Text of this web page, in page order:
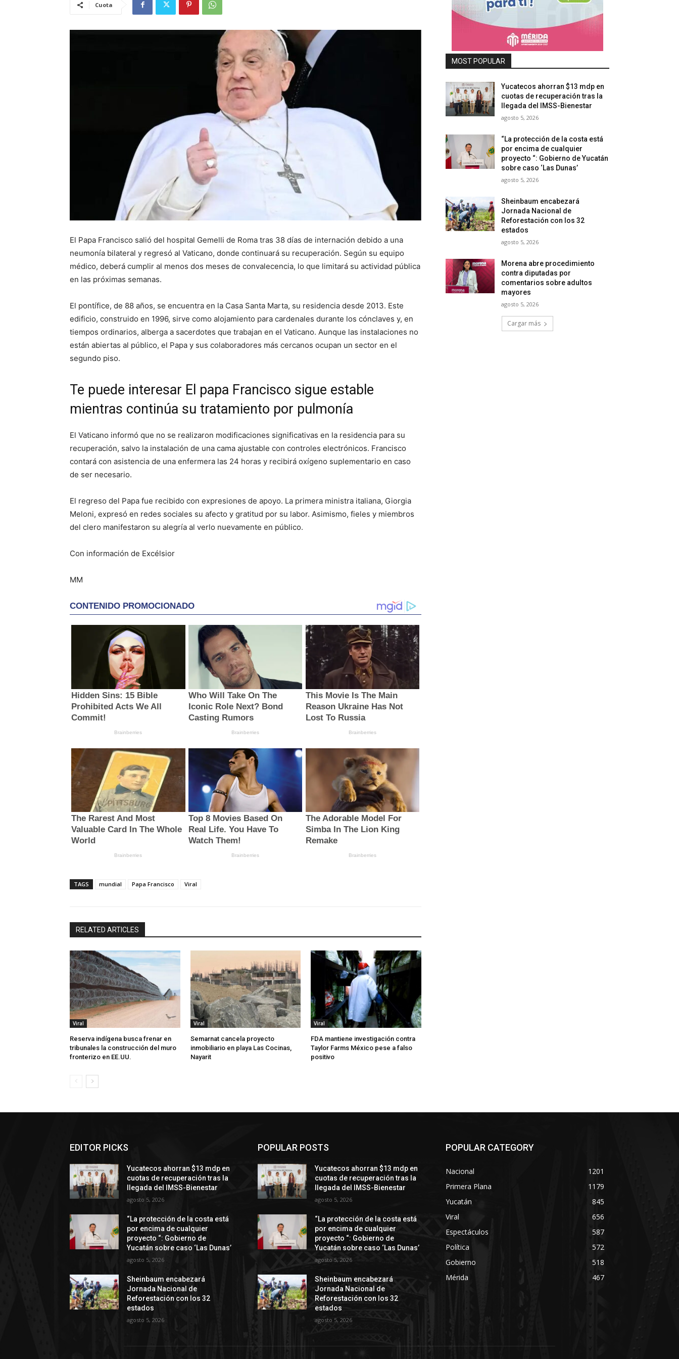
Cuota
El Papa Francisco salió del hospital Gemelli de Roma tras 38 días de internación debido a una
neumonía bilateral y regresó al Vaticano, donde continuará su recuperación. Según su equipo
médico, deberá cumplir al menos dos meses de convalecencia, lo que limitará su actividad pública
en las próximas semanas.
El pontífice, de 88 años, se encuentra en la Casa Santa Marta, su residencia desde 2013. Este
edificio, construido en 1996, sirve como alojamiento para cardenales durante los cónclaves y, en
tiempos ordinarios, alberga a sacerdotes que trabajan en el Vaticano. Aunque las instalaciones no
están abiertas al público, el Papa y sus colaboradores más cercanos ocupan un sector en el
segundo piso.
Te puede interesar El papa Francisco sigue estable
mientras continúa su tratamiento por pulmonía
El Vaticano informó que no se realizaron modificaciones significativas en la residencia para su
recuperación, salvo la instalación de una cama ajustable con controles electrónicos. Francisco
contará con asistencia de una enfermera las 24 horas y recibirá oxígeno suplementario en caso
de ser necesario.
El regreso del Papa fue recibido con expresiones de apoyo. La primera ministra italiana, Giorgia
Meloni, expresó en redes sociales su afecto y gratitud por su labor. Asimismo, fieles y miembros
del clero manifestaron su alegría al verlo nuevamente en público.
Con información de Excélsior
MM
TAGS mundial Papa Francisco Viral
RELATED ARTICLES
Viral
Reserva indígena busca frenar en
tribunales la construcción del muro
fronterizo en EE.UU.
Viral
Semarnat cancela proyecto
inmobiliario en playa Las Cocinas,
Nayarit
Viral
FDA mantiene investigación contra
Taylor Farms México pese a falso
positivo
MOST POPULAR
Yucatecos ahorran $13 mdp en
cuotas de recuperación tras la
llegada del IMSS-Bienestar
agosto 5, 2026
“La protección de la costa está
por encima de cualquier
proyecto “: Gobierno de Yucatán
sobre caso ‘Las Dunas’
agosto 5, 2026
Sheinbaum encabezará
Jornada Nacional de
Reforestación con los 32
estados
agosto 5, 2026
Morena abre procedimiento
contra diputadas por
comentarios sobre adultos
mayores
agosto 5, 2026
Cargar más
EDITOR PICKS
Yucatecos ahorran $13 mdp en
cuotas de recuperación tras la
llegada del IMSS-Bienestar
agosto 5, 2026
“La protección de la costa está
por encima de cualquier
proyecto “: Gobierno de
Yucatán sobre caso ‘Las Dunas’
agosto 5, 2026
Sheinbaum encabezará
Jornada Nacional de
Reforestación con los 32
estados
agosto 5, 2026
POPULAR POSTS
Yucatecos ahorran $13 mdp en
cuotas de recuperación tras la
llegada del IMSS-Bienestar
agosto 5, 2026
“La protección de la costa está
por encima de cualquier
proyecto “: Gobierno de
Yucatán sobre caso ‘Las Dunas’
agosto 5, 2026
Sheinbaum encabezará
Jornada Nacional de
Reforestación con los 32
estados
agosto 5, 2026
POPULAR CATEGORY
Nacional
1201
Primera Plana
1179
Yucatán
845
Viral
656
Espectáculos
587
Política
572
Gobierno
518
Mérida
467